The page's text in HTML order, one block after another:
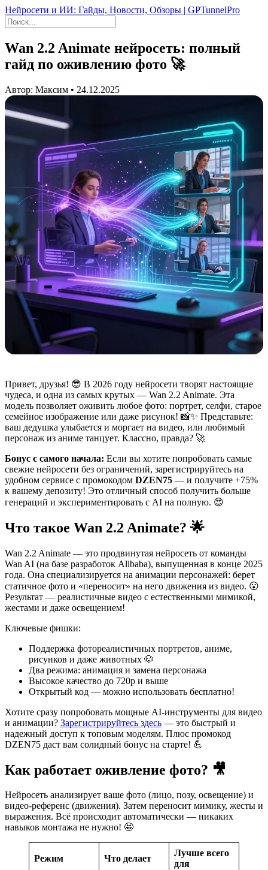
Нейросети и ИИ: Гайды, Новости, Обзоры | GPTunnelPro
Wan 2.2 Animate нейросеть: полный
гайд по оживлению фото 🚀
Автор: Максим • 24.12.2025
Привет, друзья! 😎 В 2026 году нейросети творят настоящие
чудеса, и одна из самых крутых — Wan 2.2 Animate. Эта
модель позволяет оживить любое фото: портрет, селфи, старое
семейное изображение или даже рисунок! 📸✨ Представьте:
ваш дедушка улыбается и моргает на видео, или любимый
персонаж из аниме танцует. Классно, правда? 🚀
Бонус с самого начала: Если вы хотите попробовать самые
свежие нейросети без ограничений, зарегистрируйтесь на
удобном сервисе с промокодом DZEN75 — и получите +75%
к вашему депозиту! Это отличный способ получить больше
генераций и экспериментировать с AI на полную. 😍
Что такое Wan 2.2 Animate? 🌟
Wan 2.2 Animate — это продвинутая нейросеть от команды
Wan AI (на базе разработок Alibaba), выпущенная в конце 2025
года. Она специализируется на анимации персонажей: берет
статичное фото и «переносит» на него движения из видео. 😮
Результат — реалистичные видео с естественными мимикой,
жестами и даже освещением!
Ключевые фишки:
Поддержка фотореалистичных портретов, аниме,
рисунков и даже животных 🐶
Два режима: анимация и замена персонажа
Высокое качество до 720p и выше
Открытый код — можно использовать бесплатно!
Хотите сразу попробовать мощные AI-инструменты для видео
и анимации? Зарегистрируйтесь здесь — это быстрый и
надежный доступ к топовым моделям. Плюс промокод
DZEN75 даст вам солидный бонус на старте! 💪
Как работает оживление фото? 🎥
Нейросеть анализирует ваше фото (лицо, позу, освещение) и
видео-референс (движения). Затем переносит мимику, жесты и
выражения. Всё происходит автоматически — никаких
навыков монтажа не нужно! 🤩
Режим Что делает
Лучше всего
для